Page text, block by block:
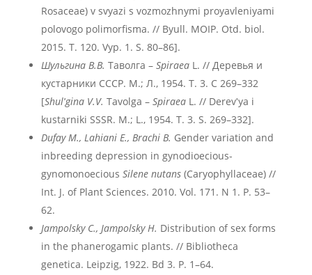
Rosaceae) v svyazi s vozmozhnymi proyavleniyami
polovogo polimorfisma. // Byull. MOIP. Otd. biol.
2015. T. 120. Vyp. 1. S. 80–86].
Шульгина В.В. Таволга – Spiraea L. // Деревья и
кустарники СССР. М.; Л., 1954. Т. 3. С 269–332
[Shulʹgina V.V. Tavolga – SpiraeaL. // Derevʹya i
kustarniki SSSR. M.; L., 1954. T. 3. S. 269–332].
Dufay M., Lahiani E., Brachi B. Gender variation and
inbreeding depression in gynodioecious-
gynomonoecious Silene nutans(Caryophyllaceae) //
Int. J. of Plant Sciences. 2010. Vol. 171. N 1. P. 53–
62.
Jampolsky C., Jampolsky H. Distribution of sex forms
in the phanerogamic plants. // Bibliotheca
genetica. Leipzig, 1922. Bd 3. P. 1–64.